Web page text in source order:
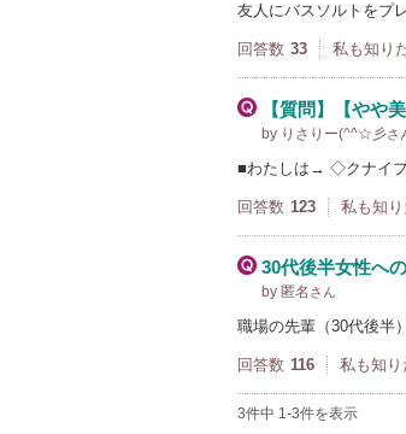
友人にバスソルトをプ
回答数 33 私も知り
【質問】【やや
by りさりー(^^☆彡さ
■わたしは→ ◇クナイプ
回答数 123 私も知り
30代後半女性へ
by 匿名 さん
職場の先輩（30代後半
回答数 116 私も知り
3件中 1-3件を表示